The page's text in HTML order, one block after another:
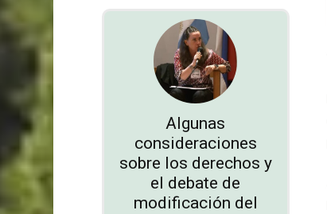
Algunas
consideraciones
sobre los derechos y
el debate de
modificación del